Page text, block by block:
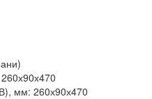
мм: 260х90х470